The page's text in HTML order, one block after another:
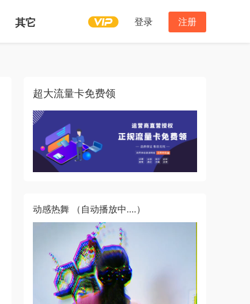
其它 登录 注册
超大流量卡免费领
动感热舞 （自动播放中....）